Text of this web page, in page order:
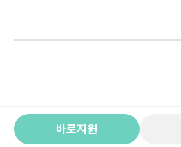
바로지원